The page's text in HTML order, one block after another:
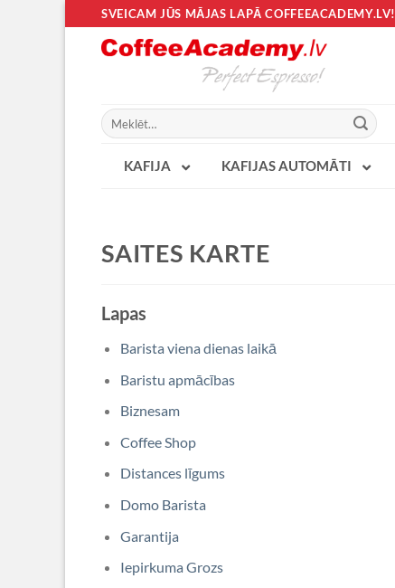
to
content
SVEICAM JŪS MĀJAS LAPĀ COFFEEACADEMY.LV!
Meklēt:
KAFIJA KAFIJAS AUTOMĀTI
SAITES KARTE
Lapas
Barista viena dienas laikā
Baristu apmācības
Biznesam
Coffee Shop
Distances līgums
Domo Barista
Garantija
Iepirkuma Grozs